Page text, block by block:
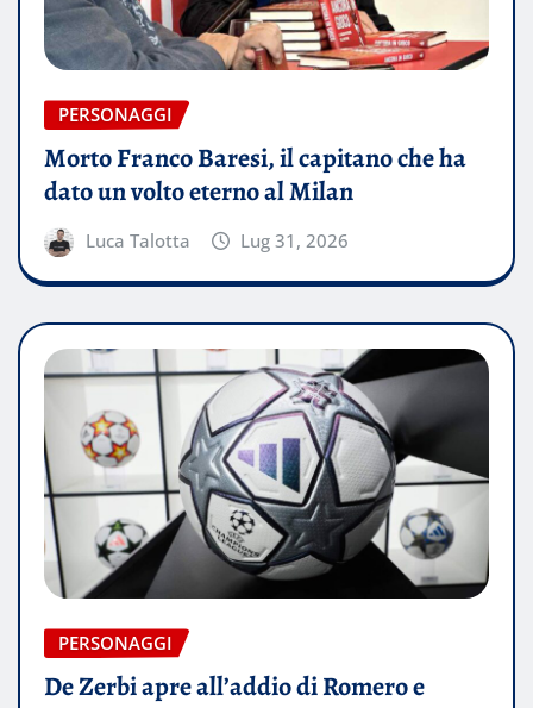
PERSONAGGI
Morto Franco Baresi, il capitano che ha
dato un volto eterno al Milan
Luca Talotta Lug 31, 2026
PERSONAGGI
De Zerbi apre all’addio di Romero e